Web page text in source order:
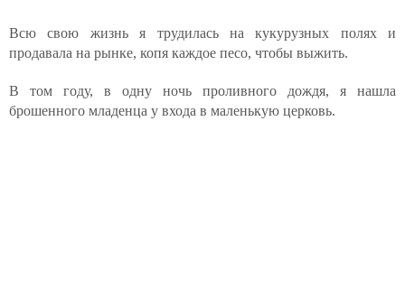
Всю свою жизнь я трудилась на кукурузных полях и
продавала на рынке, копя каждое песо, чтобы выжить.
В том году, в одну ночь проливного дождя, я нашла
брошенного младенца у входа в маленькую церковь.